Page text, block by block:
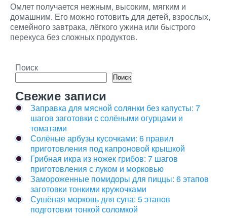
Омлет получается нежным, высоким, мягким и
домашним. Его можно готовить для детей, взрослых,
семейного завтрака, лёгкого ужина или быстрого
перекуса без сложных продуктов.
Поиск
Поиск
Свежие записи
Заправка для мясной солянки без капусты: 7
шагов заготовки с солёными огурцами и
томатами
Солёные арбузы кусочками: 6 правил
приготовления под капроновой крышкой
Грибная икра из ножек грибов: 7 шагов
приготовления с луком и морковью
Замороженные помидоры для пиццы: 6 этапов
заготовки тонкими кружочками
Сушёная морковь для супа: 5 этапов
подготовки тонкой соломкой